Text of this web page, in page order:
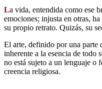
La vida, entendida como ese
emociones; injusta en otras,
su propio retrato. Quizás, su
El arte, definido por una parte
inherente a la esencia de todo
no está sujeto a un lenguaje o
creencia religiosa.